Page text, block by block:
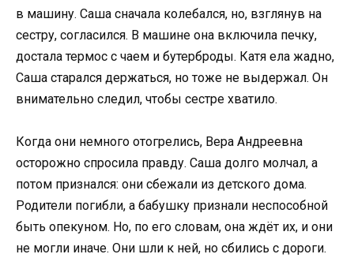
в машину. Саша сначала колебался, но, взглянув на
сестру, согласился. В машине она включила печку,
достала термос с чаем и бутерброды. Катя ела жадно,
Саша старался держаться, но тоже не выдержал. Он
внимательно следил, чтобы сестре хватило.
Когда они немного отогрелись, Вера Андреевна
осторожно спросила правду. Саша долго молчал, а
потом признался: они сбежали из детского дома.
Родители погибли, а бабушку признали неспособной
быть опекуном. Но, по его словам, она ждёт их, и они
не могли иначе. Они шли к ней, но сбились с дороги.